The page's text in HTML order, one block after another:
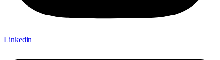
Linkedin